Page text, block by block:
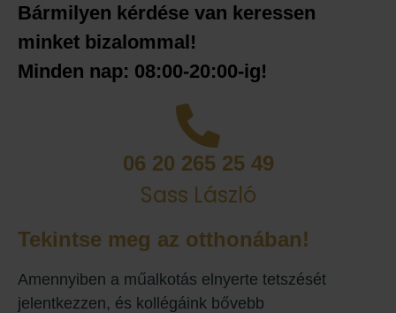
Bármilyen kérdése van keressen
minket bizalommal!
Minden nap: 08:00-20:00-ig!
06 20 265 25 49
Sass László
Tekintse meg az otthonában!
Amennyiben a műalkotás elnyerte tetszését
jelentkezzen, és kollégáink bővebb